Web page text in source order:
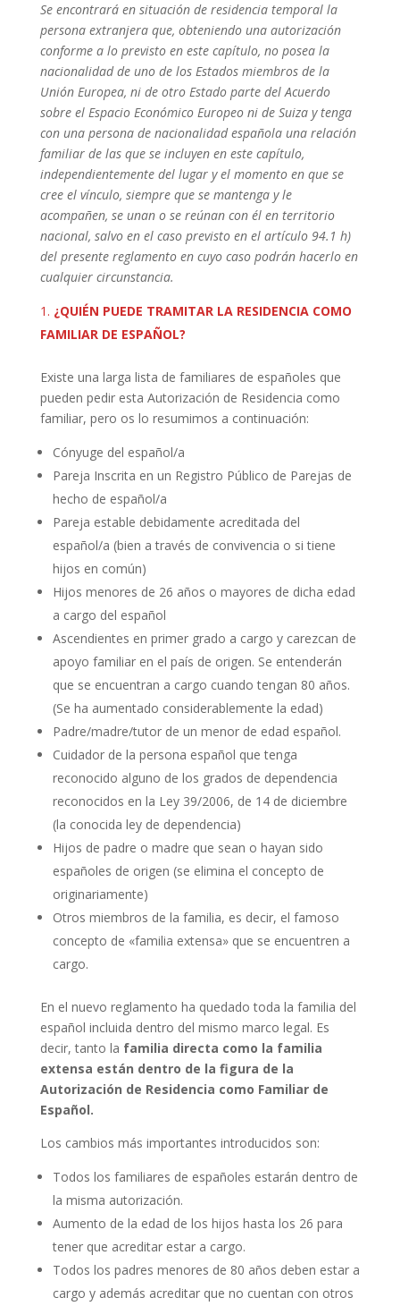
Se encontrará en situación de residencia temporal la
persona extranjera que, obteniendo una autorización
conforme a lo previsto en este capítulo, no posea la
nacionalidad de uno de los Estados miembros de la
Unión Europea, ni de otro Estado parte del Acuerdo
sobre el Espacio Económico Europeo ni de Suiza y tenga
con una persona de nacionalidad española una relación
familiar de las que se incluyen en este capítulo,
independientemente del lugar y el momento en que se
cree el vínculo, siempre que se mantenga y le
acompañen, se unan o se reúnan con él en territorio
nacional, salvo en el caso previsto en el artículo 94.1 h)
del presente reglamento en cuyo caso podrán hacerlo en
cualquier circunstancia.
¿QUIÉN PUEDE TRAMITAR LA RESIDENCIA COMO
FAMILIAR DE ESPAÑOL?
Existe una larga lista de familiares de españoles que
pueden pedir esta Autorización de Residencia como
familiar, pero os lo resumimos a continuación:
Cónyuge del español/a
Pareja Inscrita en un Registro Público de Parejas de
hecho de español/a
Pareja estable debidamente acreditada del
español/a (bien a través de convivencia o si tiene
hijos en común)
Hijos menores de 26 años o mayores de dicha edad
a cargo del español
Ascendientes en primer grado a cargo y carezcan de
apoyo familiar en el país de origen. Se entenderán
que se encuentran a cargo cuando tengan 80 años.
(Se ha aumentado considerablemente la edad)
Padre/madre/tutor de un menor de edad español.
Cuidador de la persona español que tenga
reconocido alguno de los grados de dependencia
reconocidos en la Ley 39/2006, de 14 de diciembre
(la conocida ley de dependencia)
Hijos de padre o madre que sean o hayan sido
españoles de origen (se elimina el concepto de
originariamente)
Otros miembros de la familia, es decir, el famoso
concepto de «familia extensa» que se encuentren a
cargo.
En el nuevo reglamento ha quedado toda la familia del
español incluida dentro del mismo marco legal. Es
decir, tanto la familia directa como la familia
extensa están dentro de la figura de la
Autorización de Residencia como Familiar de
Español.
Los cambios más importantes introducidos son:
Todos los familiares de españoles estarán dentro de
la misma autorización.
Aumento de la edad de los hijos hasta los 26 para
tener que acreditar estar a cargo.
Todos los padres menores de 80 años deben estar a
cargo y además acreditar que no cuentan con otros